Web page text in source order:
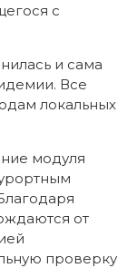
с
и сама
Все
локальных
модуля
от
проверку